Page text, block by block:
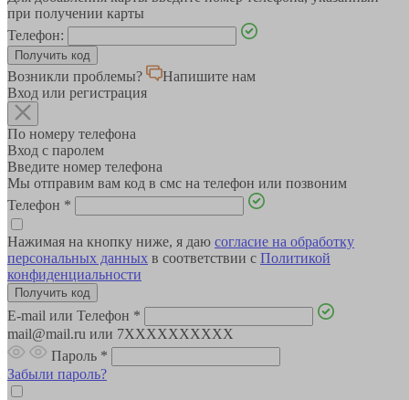
при получении карты
Телефон:
Возникли проблемы?
Напишите нам
Вход или регистрация
По номеру телефона
Вход с паролем
Введите номер телефона
Мы отправим вам код в смс на телефон или позвоним
Телефон *
Нажимая на кнопку ниже, я даю согласие на обработку
персональных данных в соответствии с Политикой
конфиденциальности
E-mail или Телефон *
mail@mail.ru или 7XXXXXXXXXX
Пароль *
Забыли пароль?